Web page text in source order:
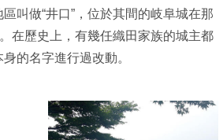
叫做“井口”，位於其間的岐阜城在那
在歷史上，有幾任織田家族的城主都
的名字進行過改動。